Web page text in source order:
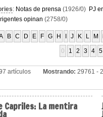
: Notas de prensa (1926/0) PJ
opinan (2758/0)
B C D E F G H J K L M
0 1 2 3 4 5
artículos Mostrando: 29761 -
Capriles: La mentira